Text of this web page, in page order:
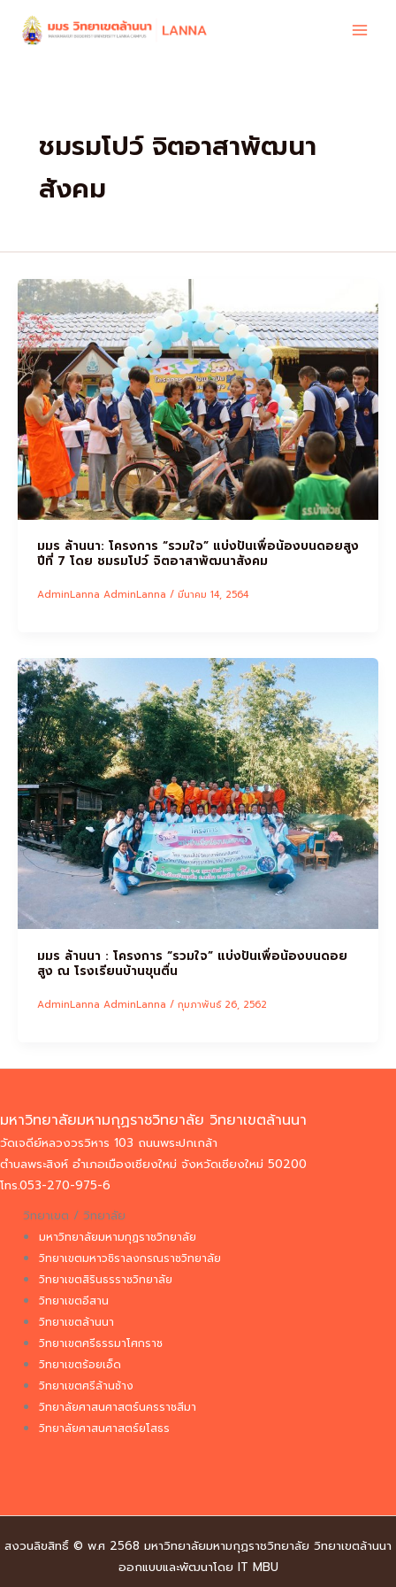
ชมรมโปว์ จิตอาสาพัฒนา
สังคม
มมร ล้านนา: โครงการ “รวมใจ” แบ่งปันเพื่อน้องบนดอยสูง
ปีที่ 7 โดย ชมรมโปว์ จิตอาสาพัฒนาสังคม
AdminLanna AdminLanna / มีนาคม 14, 2564
มมร ล้านนา : โครงการ “รวมใจ” แบ่งปันเพื่อน้องบนดอย
สูง ณ โรงเรียนบ้านขุนตื่น
AdminLanna AdminLanna / กุมภาพันธ์ 26, 2562
มหาวิทยาลัยมหามกุฏราชวิทยาลัย วิทยาเขตล้านนา
วัดเจดีย์หลวงวรวิหาร 103 ถนนพระปกเกล้า
ตำบลพระสิงห์ อำเภอเมืองเชียงใหม่ จังหวัดเชียงใหม่ 50200
โทร.053-270-975-6
วิทยาเขต / วิทยาลัย
มหาวิทยาลัยมหามกุฏราชวิทยาลัย
วิทยาเขตมหาวชิราลงกรณราชวิทยาลัย
วิทยาเขตสิรินธรราชวิทยาลัย
วิทยาเขตอีสาน
วิทยาเขตล้านนา
วิทยาเขตศรีธรรมาโศกราช
วิทยาเขตร้อยเอ็ด
วิทยาเขตศรีล้านช้าง
วิทยาลัยศาสนศาสตร์นครราชสีมา
วิทยาลัยศาสนศาสตร์ยโสธร
สงวนลิขสิทธิ์ © พ.ศ 2568 มหาวิทยาลัยมหามกุฏราชวิทยาลัย วิทยาเขตล้านนา
ออกแบบและพัฒนาโดย IT MBU